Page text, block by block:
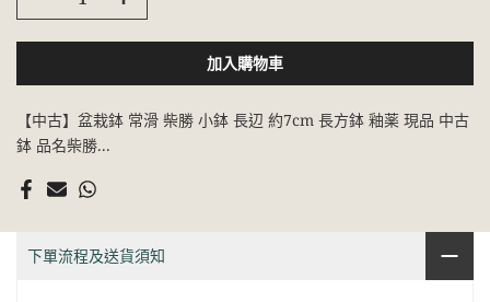
加入購物車
【中古】盆栽鉢 常滑 柴勝 小鉢 長辺 約7cm 長方鉢 釉薬 現品 中古
鉢 品名柴勝...
下單流程及送貨須知